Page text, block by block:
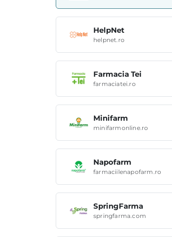
HelpNet
helpnet.ro
Farmacia Tei
farmaciatei.ro
Minifarm
minifarmonline.ro
Napofarm
farmaciilenapofarm.ro
SpringFarma
springfarma.com